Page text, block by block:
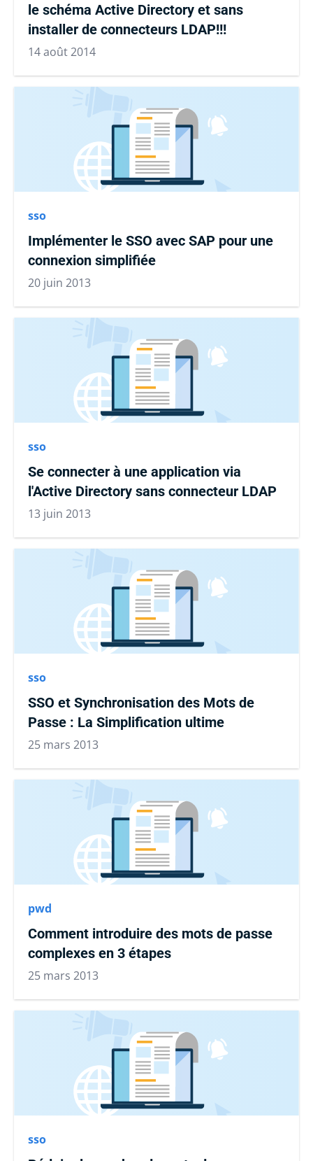
le schéma Active Directory et sans
installer de connecteurs LDAP!!!
14 août 2014
sso
Implémenter le SSO avec SAP pour une
connexion simplifiée
20 juin 2013
sso
Se connecter à une application via
l'Active Directory sans connecteur LDAP
13 juin 2013
sso
SSO et Synchronisation des Mots de
Passe : La Simplification ultime
25 mars 2013
pwd
Comment introduire des mots de passe
complexes en 3 étapes
25 mars 2013
sso